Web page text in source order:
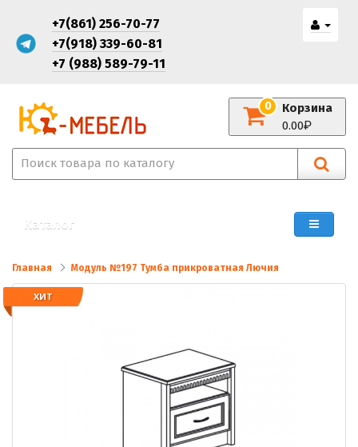
+7(861) 256-70-77
+7(918) 339-60-81
+7 (988) 589-79-11
Корзина
0
0.00
Каталог
Главная Модуль №197 Тумба прикроватная Лючия
ХИТ